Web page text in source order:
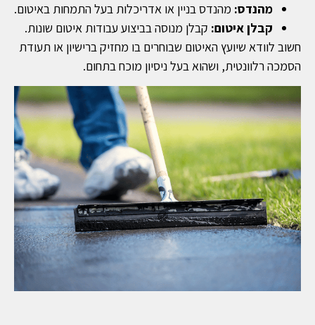
מהנדס: מהנדס בניין או אדריכלות בעל התמחות באיטום.
קבלן איטום: קבלן מנוסה בביצוע עבודות איטום שונות.
חשוב לוודא שיועץ האיטום שבוחרים בו מחזיק ברישיון או תעודת
הסמכה רלוונטית, ושהוא בעל ניסיון מוכח בתחום.